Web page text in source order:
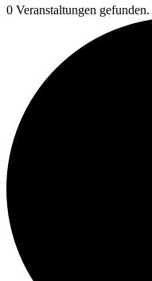
0 Veranstaltungen gefunden.